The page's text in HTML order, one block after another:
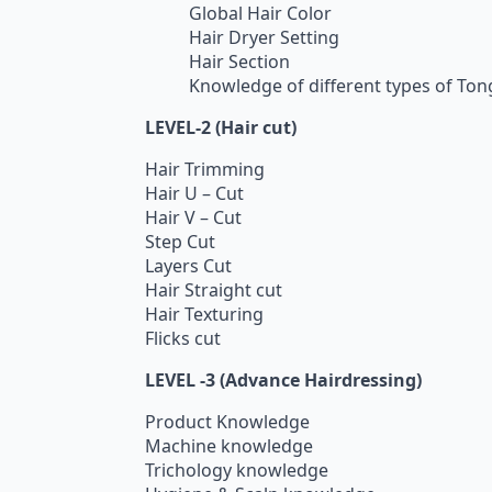
Global Hair Color
Hair Dryer Setting
Hair Section
Knowledge of different types of
LEVEL-2 (Hair cut)
Hair Trimming
Hair U – Cut
Hair V – Cut
Step Cut
Layers Cut
Hair Straight cut
Hair Texturing
Flicks cut
LEVEL -3 (Advance Hairdressing)
Product Knowledge
Machine knowledge
Trichology knowledge